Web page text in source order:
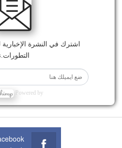
اشترك في النشرة
Powered by